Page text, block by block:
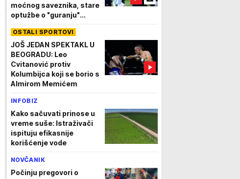
moćnog saveznika, stare
optužbe o "guranju"
odjekuju!
OSTALI SPORTOVI
JOŠ JEDAN SPEKTAKL U
BEOGRADU: Leo
Cvitanović protiv
Kolumbijca koji se borio s
Almirom Memićem
INFOBIZ
Kako sačuvati prinose u
vreme suše: Istraživači
ispituju efikasnije
korišćenje vode
NOVČANIK
Počinju pregovori o